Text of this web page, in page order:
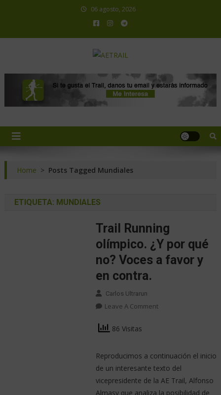
06 agosto, 2026
Home > Posts Tagged Mundiales
ETIQUETA: MUNDIALES
Trail Running
olímpico. ¿Y por qué
no? Voces a favor y
en contra.
Carlos Ultrarun
Leave A Comment
86 Visitas
Reproducimos a continuación el inicio
de un interesante texto del
vicepresidente de la AE Trail, Alfonso
Almasy que analiza la posibilidad de